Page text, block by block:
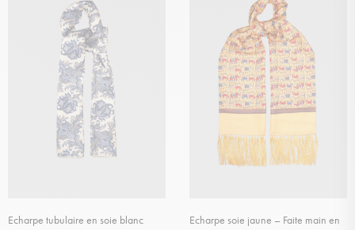
Echarpe tubulaire en soie blanc
Echarpe soie jaune – Faite main en